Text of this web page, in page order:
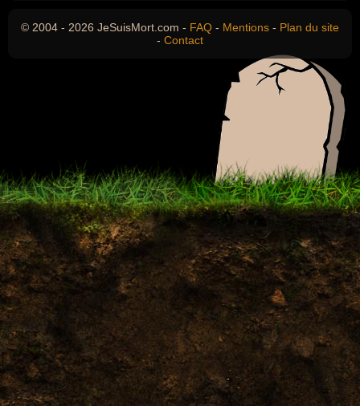
© 2004 - 2026 JeSuisMort.com - FAQ - Mentions - Plan du site
- Contact